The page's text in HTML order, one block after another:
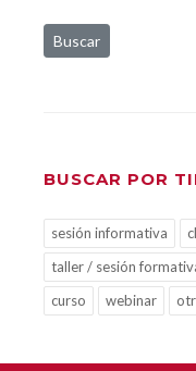
Buscar
BUSCAR POR
sesión informativa
taller / sesión
curso
webinar